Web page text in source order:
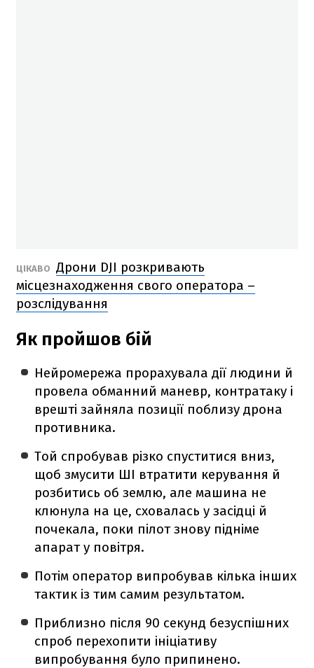
ЦІКАВО Дрони DJI розкривають
місцезнаходження свого оператора –
розслідування
Як пройшов бій
Нейромережа прорахувала дії людини й
провела обманний маневр, контратаку і
врешті зайняла позиції поблизу дрона
противника.
Той спробував різко спуститися вниз,
щоб змусити ШІ втратити керування й
розбитись об землю, але машина не
клюнула на це, сховалась у засідці й
почекала, поки пілот знову підніме
апарат у повітря.
Потім оператор випробував кілька інших
тактик із тим самим результатом.
Приблизно після 90 секунд безуспішних
спроб перехопити ініціативу
випробування було припинено.